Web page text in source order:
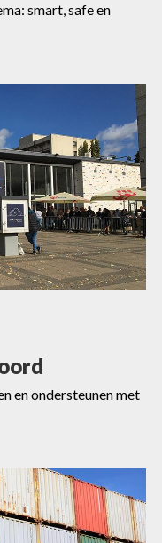
smart, safe en
en ondersteunen met